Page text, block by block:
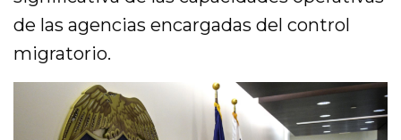
de las agencias encargadas del control
migratorio.